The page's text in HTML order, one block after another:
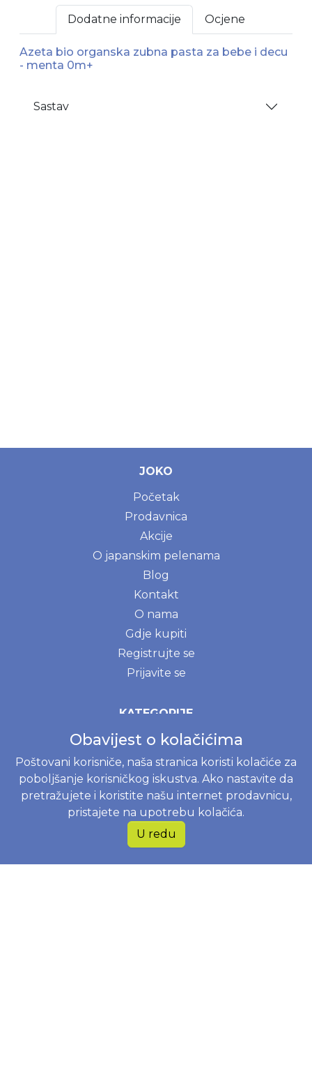
Dodatne informacije Ocjene
Azeta bio organska zubna pasta za bebe i decu
- menta 0m+
Sastav
JOKO
Početak
Prodavnica
Akcije
O japanskim pelenama
Blog
Kontakt
O nama
Gdje kupiti
Registrujte se
Prijavite se
KATEGORIJE
Bebe i deca
Žene
Prirodna sredstva za održavanje doma
INFORMACIJE
Politika o kolačićima
Uslovi korištenja
Obavijest o kolačićima
Poštovani korisniče, naša stranica koristi kolačiće za
poboljšanje korisničkog iskustva. Ako nastavite da
pretražujete i koristite našu internet prodavnicu,
pristajete na upotrebu kolačića.
U redu